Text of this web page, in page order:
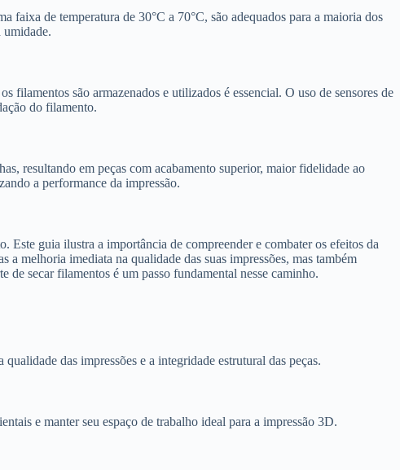
faixa de temperatura de 30°C a 70°C, são adequados para a maioria dos
umidade.
são armazenados e utilizados é essencial. O uso de sensores de
do filamento.
resultando em peças com acabamento superior, maior fidelidade ao
a performance da impressão.
Este guia ilustra a importância de compreender e combater os efeitos da
a melhoria imediata na qualidade das suas impressões, mas também
secar filamentos é um passo fundamental nesse caminho.
das impressões e a integridade estrutural das peças.
e manter seu espaço de trabalho ideal para a impressão 3D.